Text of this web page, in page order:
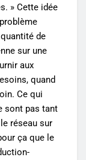
» Cette idée
de
sur une
aux
quand
Ce qui
sont pas tant
réseau sur
ça que le